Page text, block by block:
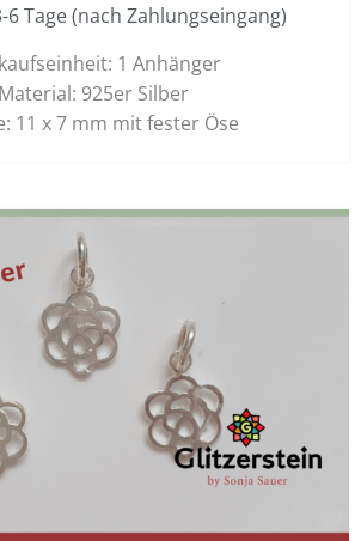
6 Tage (nach Zahlungseingang)
1 Anhänger
Material: 925er Silber
11 x 7 mm mit fester Öse